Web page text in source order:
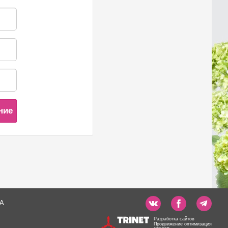
Разработка сайтов
Продвижение оптимизация